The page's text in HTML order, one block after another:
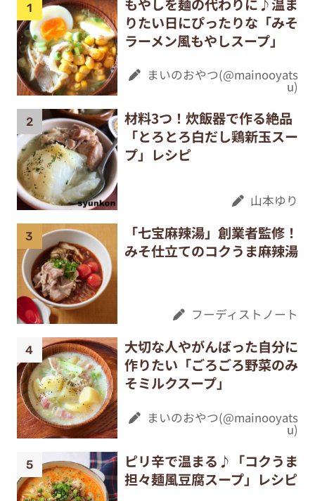
もやしを麺の代わりに♪温ま
りたい日にぴったりな「みそ
ラーメン風もやしスープ」
まいのおやつ(@mainooyats
u)
材料3つ！炊飯器で作る絶品
「とろとろ白だし鶏新玉スー
プ」レシピ
山本ゆり
「七宝麻辣湯」創業者監修！
みそ仕立てのコクうま麻辣湯
フーディストノート
大切な人やがんばった自分に
作りたい「ごろごろ野菜のみ
そミルクスープ」
まいのおやつ(@mainooyats
u)
ピリ辛で温まる♪「コクうま
担々麺風豆腐スープ」レシピ